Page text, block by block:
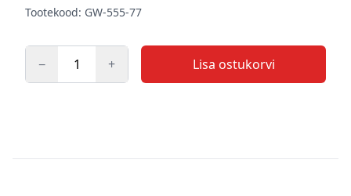
Tootekood: GW-555-77
− + Lisa ostukorvi